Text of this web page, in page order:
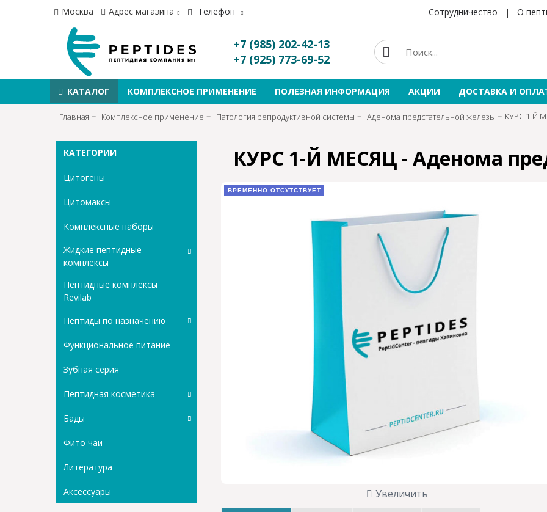
Москва Адрес магазина Телефон Сотрудничество | О
+7 (985) 202-42-13
+7 (925) 773-69-52
КАТАЛОГ КОМПЛЕКСНОЕ ПРИМЕНЕНИЕ ПОЛЕЗНАЯ ИНФОРМАЦИЯ АКЦИИ ДОСТАВКА И
Главная Комплексное применение Патология репродуктивной системы Аденома предстательной железы КУРС 1-Й
КАТЕГОРИИ
Цитогены
Цитомаксы
Комплексные наборы
Жидкие пептидные
комплексы
Пептидные комплексы
Revilab
Пептиды по назначению
Функциональное питание
Зубная серия
Пептидная косметика
Бады
Фито чаи
Литература
Аксессуары
КУРС 1-Й МЕСЯЦ - Аденома
ВРЕМЕННО ОТСУТСТВУЕТ
Увеличить